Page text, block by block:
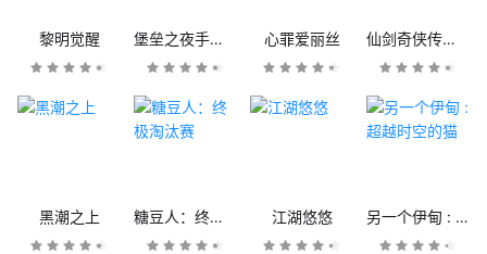
黎明觉醒 堡垒之夜手机版 心罪爱丽丝 仙剑奇侠传九野
黑潮之上 糖豆人：终极淘汰赛 江湖悠悠 另一个伊甸 : 超越时空的猫